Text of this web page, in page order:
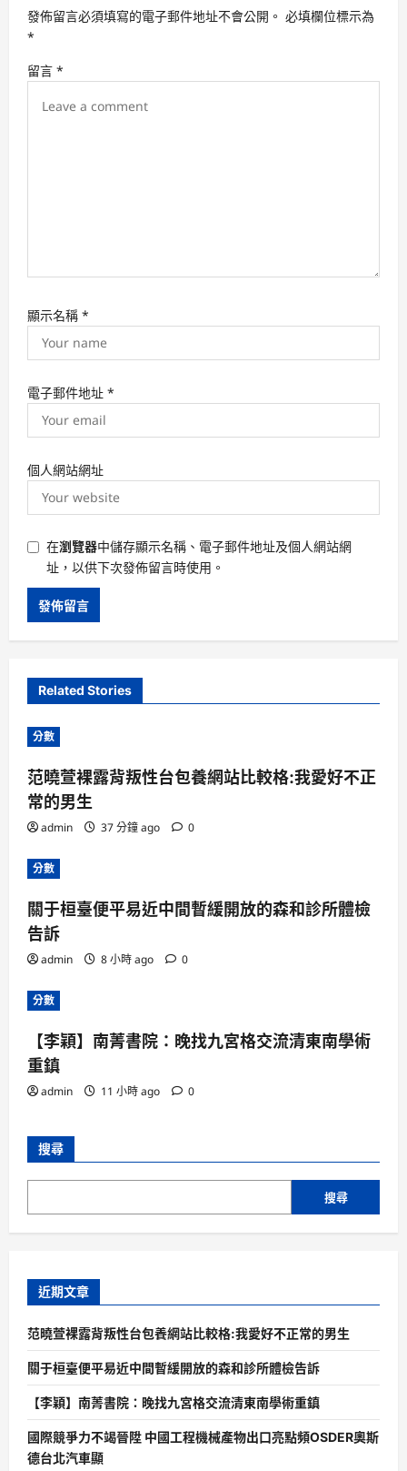
a
t
i
發佈留言必須填寫的電子郵件地址不會公開。 必填欄位標示為
*
留言 *
顯示名稱 *
電子郵件地址 *
個人網站網址
在瀏覽器中儲存顯示名稱、電子郵件地址及個人網站網
址，以供下次發佈留言時使用。
Related Stories
分數
范曉萱裸露背叛性台包養網站比較格:我愛好不正
常的男生
admin 37 分鐘 ago 0
分數
關于桓臺便平易近中間暫緩開放的森和診所體檢
告訴
admin 8 小時 ago 0
分數
【李穎】南菁書院：晚找九宮格交流清東南學術
重鎮
admin 11 小時 ago 0
搜尋
搜尋
近期文章
范曉萱裸露背叛性台包養網站比較格:我愛好不正常的男生
關于桓臺便平易近中間暫緩開放的森和診所體檢告訴
【李穎】南菁書院：晚找九宮格交流清東南學術重鎮
國際競爭力不竭晉陞 中國工程機械產物出口亮點頻OSDER奧斯
德台北汽車顯